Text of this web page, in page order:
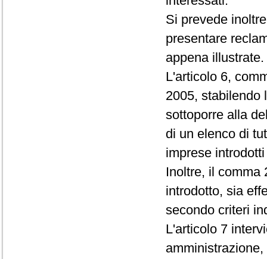
Si prevede
presentare
appena illustrate.
L'articolo 6,
2005, stabilendo
sottoporre alla
di un elenco di
imprese
Inoltre, il comma
introdotto, sia
secondo criteri
L'articolo 7